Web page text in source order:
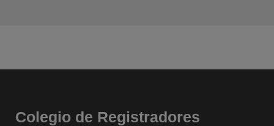
Colegio de Registradores